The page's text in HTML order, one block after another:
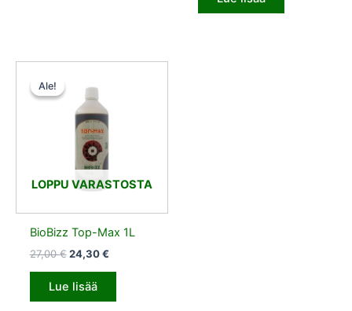
Ale!
LOPPU VARASTOSTA
Ale!
BioBizz Top-Max 1L
27,00€
27,00 €.
24,30€
Lue lisää